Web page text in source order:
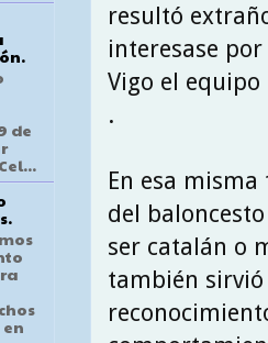
resultó
interesase
Vigo el
.
En esa
del
ser catalán o
también
de